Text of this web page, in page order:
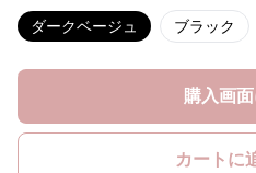
ダークベージュ ブラック
購入画
カートに